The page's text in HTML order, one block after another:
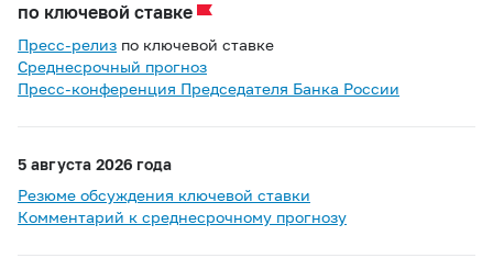
по ключевой ставке
Пресс-релиз по ключевой ставке
Среднесрочный прогноз
Пресс-конференция Председателя Банка России
5 августа 2026 года
Резюме обсуждения ключевой ставки
Комментарий к среднесрочному прогнозу